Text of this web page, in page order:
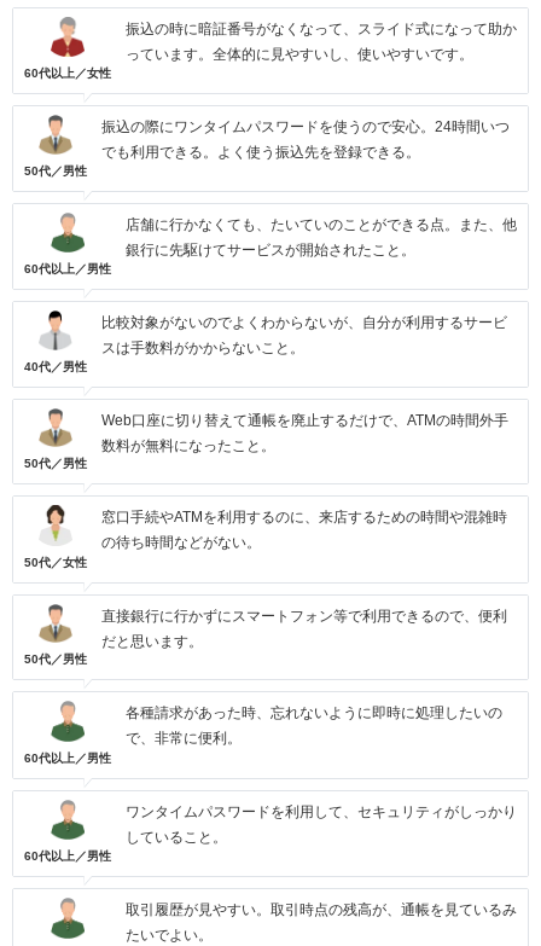
60代以上／女性
振込の時に暗証番号がなくなって、スライド式になって助か
っています。全体的に見やすいし、使いやすいです。
50代／男性
振込の際にワンタイムパスワードを使うので安心。24時間いつ
でも利用できる。よく使う振込先を登録できる。
60代以上／男性
店舗に行かなくても、たいていのことができる点。また、他
銀行に先駆けてサービスが開始されたこと。
40代／男性
比較対象がないのでよくわからないが、自分が利用するサービ
スは手数料がかからないこと。
50代／男性
Web口座に切り替えて通帳を廃止するだけで、ATMの時間外手
数料が無料になったこと。
50代／女性
窓口手続やATMを利用するのに、来店するための時間や混雑時
の待ち時間などがない。
50代／男性
直接銀行に行かずにスマートフォン等で利用できるので、便利
だと思います。
60代以上／男性
各種請求があった時、忘れないように即時に処理したいの
で、非常に便利。
60代以上／男性
ワンタイムパスワードを利用して、セキュリティがしっかり
していること。
取引履歴が見やすい。取引時点の残高が、通帳を見ているみ
たいでよい。